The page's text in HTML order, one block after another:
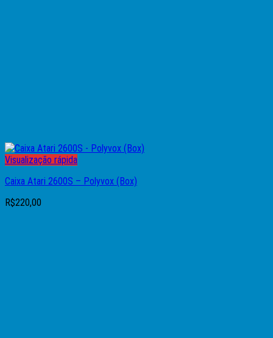
Visualização rápida
Caixa Atari 2600S – Polyvox (Box)
R$220,00